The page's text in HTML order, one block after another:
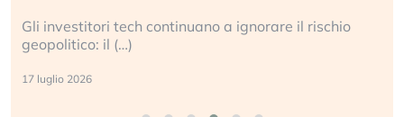
Gli investitori tech continuano a ignorare il rischio
geopolitico: il (…)
17 luglio 2026